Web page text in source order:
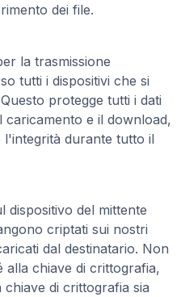
dei file.
la trasmissione
tutti i dispositivi che si
protegge tutti i dati
e il download,
durante tutto il
dispositivo del mittente
criptati sui nostri
dal destinatario. Non
alla chiave di crittografia,
di crittografia sia